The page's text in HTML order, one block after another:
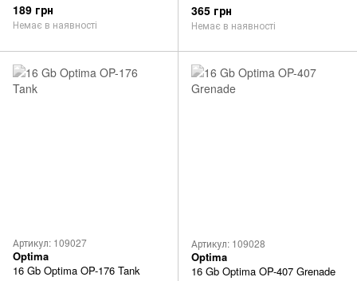
189 грн
Немає в наявності
365 грн
Немає в наявності
Артикул: 109027
Optima
16 Gb Optima OP-176 Tank
Артикул: 109028
Optima
16 Gb Optima OP-407 Grenade